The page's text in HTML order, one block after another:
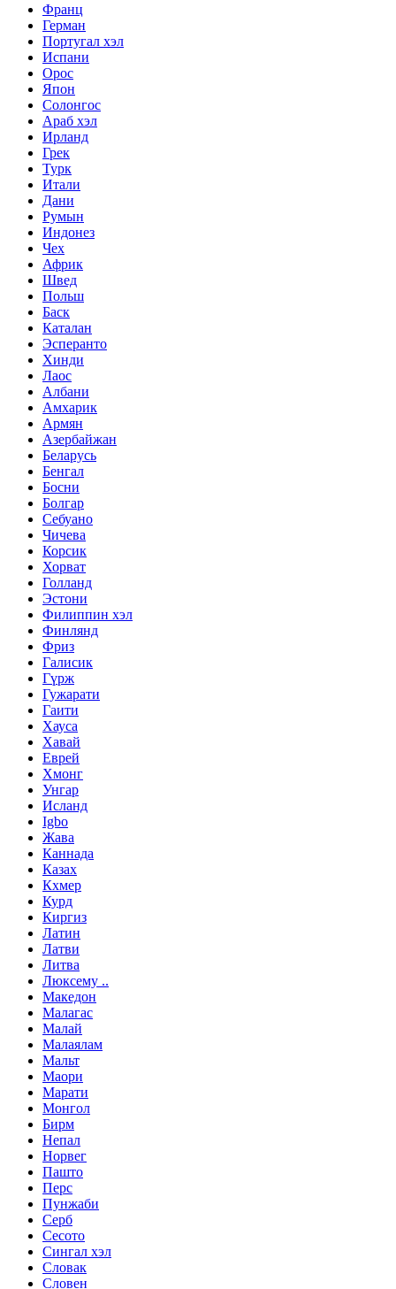
Франц
Герман
Португал хэл
Испани
Орос
Япон
Солонгос
Араб хэл
Ирланд
Грек
Турк
Итали
Дани
Румын
Индонез
Чех
Африк
Швед
Польш
Баск
Каталан
Эсперанто
Хинди
Лаос
Албани
Амхарик
Армян
Азербайжан
Беларусь
Бенгал
Босни
Болгар
Себуано
Чичева
Корсик
Хорват
Голланд
Эстони
Филиппин хэл
Финлянд
Фриз
Галисик
Гүрж
Гужарати
Гаити
Хауса
Хавай
Еврей
Хмонг
Унгар
Исланд
Igbo
Жава
Каннада
Казах
Кхмер
Курд
Киргиз
Латин
Латви
Литва
Люксему ..
Македон
Малагас
Малай
Малаялам
Мальт
Маори
Марати
Монгол
Бирм
Непал
Норвег
Пашто
Перс
Пунжаби
Серб
Сесото
Сингал хэл
Словак
Словен